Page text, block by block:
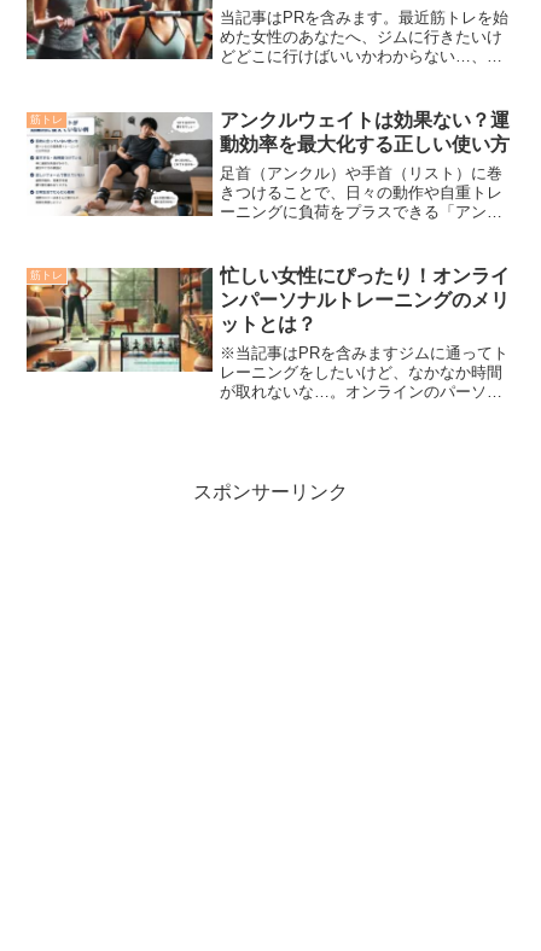
当記事はPRを含みます。最近筋トレを始
めた女性のあなたへ、ジムに行きたいけ
どどこに行けばいいかわからない…、と
す。この記事では、目的別でおすすめの
ジムを4つ紹介しています...
筋トレ
アンクルウェイトは効果ない？運
動効率を最大化する正しい使い方
足首（アンクル）や手首（リスト）に巻
きつけることで、日々の動作や自重トレ
ーニングに負荷をプラスできる「アンク
ズのタイミングで装着している方も多い
のではないでしょうか。し...
筋トレ
忙しい女性にぴったり！オンライ
ンパーソナルトレーニングのメリ
ットとは？
※当記事はPRを含みますジムに通ってト
レーニングをしたいけど、なかなか時間
が取れないな…。オンラインのパーソナ
スポンサーリンク